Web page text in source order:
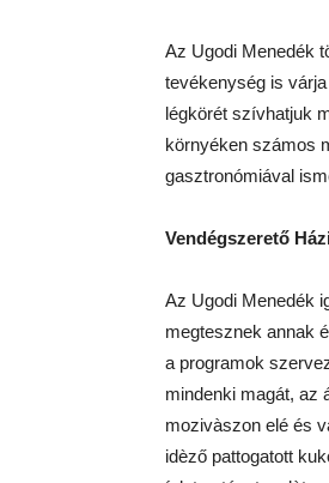
Az Ugodi Menedék
tevékenység is
légkörét szívhatjuk
környéken számos
gasztronómiával
Vendégszerető
Az Ugodi Menedék
megtesznek annak
a programok
mindenki magát, az
mozivàszon elé és
idèző pattogatott